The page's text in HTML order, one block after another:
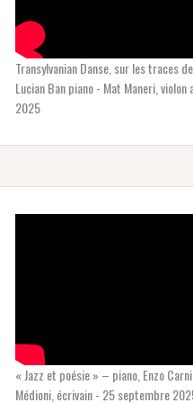
Transylvanian Danse, sur les traces
Lucian Ban piano - Mat Maneri,
2025
« Jazz et poésie » – piano, Enzo
Médioni, écrivain - 25 septembre